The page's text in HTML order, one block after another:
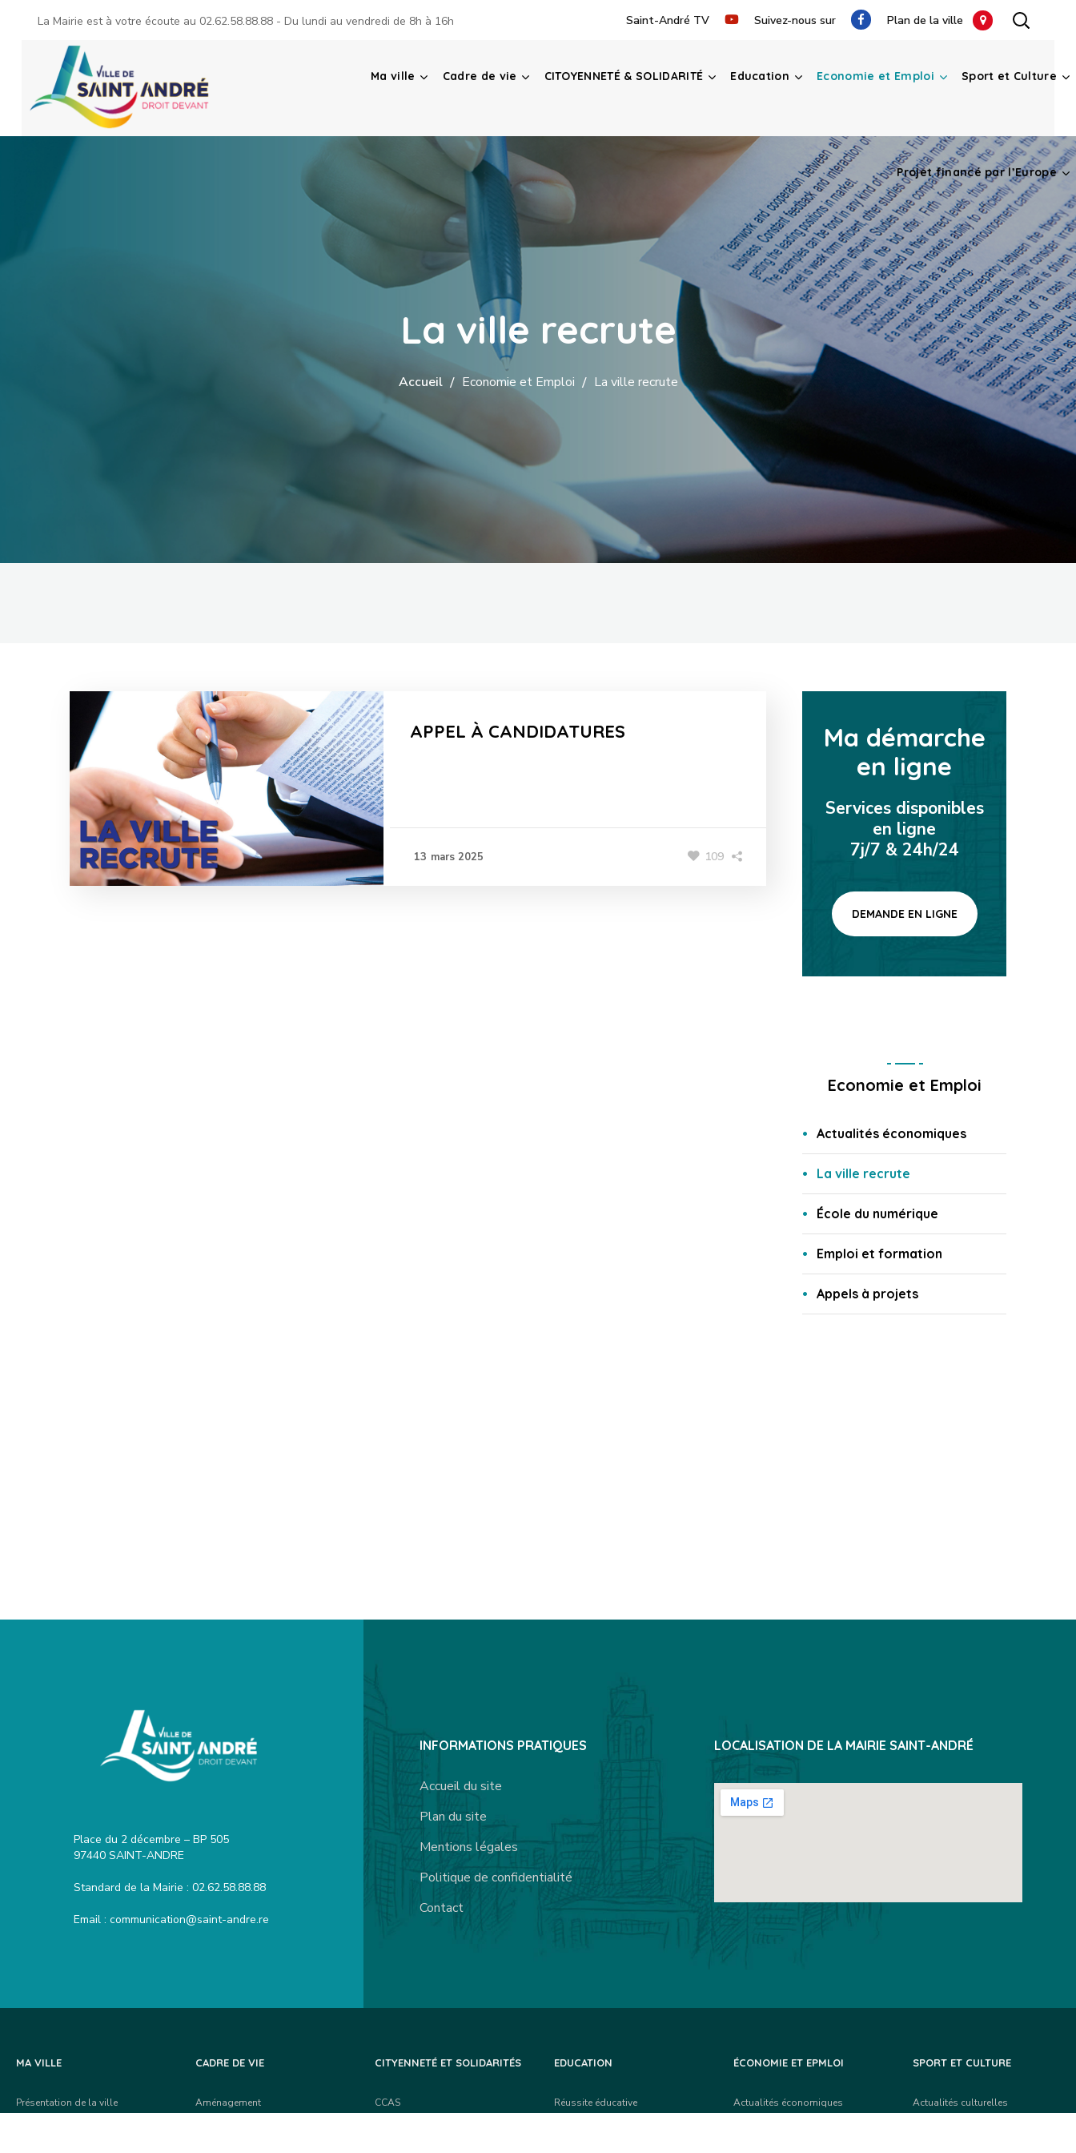
La Mairie est à votre écoute au 02.62.58.88.88 - Du lundi au vendredi de 8h à 16h Saint-André TV Suivez-nous sur Plan de la ville
Ma ville Cadre de vie CITOYENNETÉ & SOLIDARITÉ Education Economie et Emploi Sport et Culture
Projet financé par l’Europe
La ville recrute
Accueil Economie et Emploi La ville recrute
APPEL À CANDIDATURES
13 mars 2025 109
Ma démarche
en ligne
Services disponibles
en ligne
7j/7 & 24h/24
DEMANDE EN LIGNE
Economie et Emploi
Actualités économiques
La ville recrute
École du numérique
Emploi et formation
Appels à projets
Place du 2 décembre – BP 505
97440 SAINT-ANDRE
Standard de la Mairie : 02.62.58.88.88
Email : communication@saint-andre.re
INFORMATIONS PRATIQUES
Accueil du site
Plan du site
Mentions légales
Politique de confidentialité
Contact
LOCALISATION DE LA MAIRIE SAINT-ANDRÉ
MA VILLE
Présentation de la ville
CADRE DE VIE
Aménagement
CITYENNETÉ ET SOLIDARITÉS
CCAS
EDUCATION
Réussite éducative
ÉCONOMIE ET EPMLOI
Actualités économiques
SPORT ET CULTURE
Actualités culturelles